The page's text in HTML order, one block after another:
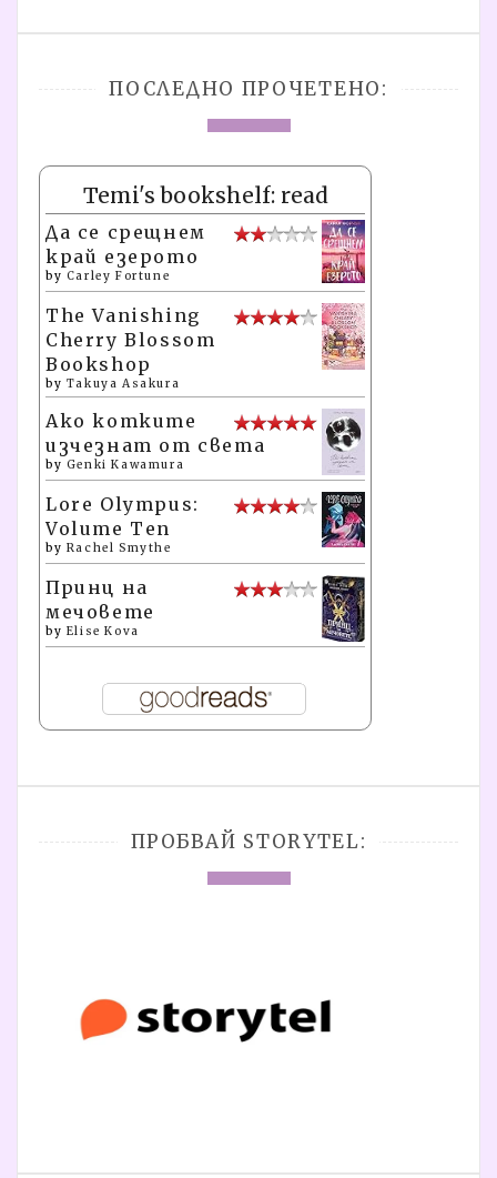
ПОСЛЕДНО ПРОЧЕТЕНО:
Temi's bookshelf: read
Да се срещнем
край езерото
by Carley Fortune
The Vanishing
Cherry Blossom
Bookshop
by Takuya Asakura
Ако котките
изчезнат от света
by Genki Kawamura
Lore Olympus:
Volume Ten
by Rachel Smythe
Принц на
мечовете
by Elise Kova
ПРОБВАЙ STORYTEL: